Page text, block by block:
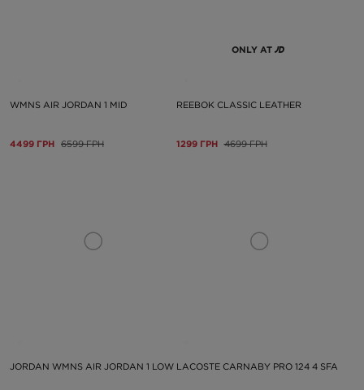
WMNS AIR JORDAN 1 MID
4499 ГРН 6599 ГРН
ONLY AT
REEBOK CLASSIC LEATHER
1299 ГРН 4699 ГРН
JORDAN WMNS AIR JORDAN 1 LOW LACOSTE CARNABY PRO 124 4 SFA